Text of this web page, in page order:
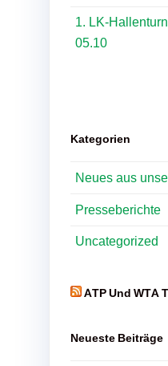
1. LK-
05.10
Kategorien
Neues aus
Presseberichte
Uncategorized
ATP Und WTA
Neueste Beiträge